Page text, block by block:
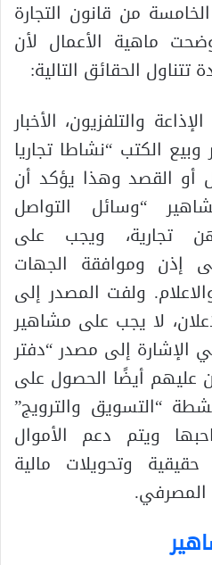
من قانون التجارة
86 لسنة 1980 أوضحت ماهية الأعمال لأن
والتلفزيون، الأخبار
وبيع الكتب “نشاطا تجاريا
أو القصد وهذا يؤكد أن
“وسائل التواصل
تجارية، ويجب على
إذن وموافقة الجهات
والاعلام. ولفت المصدر إلى
لا يجب على مشاهير
الإشارة إلى مصدر “دفتر
عليهم أيضًا الحصول على
“التسويق والترويج”
ويتم دعم الأموال
وتحويلات مالية
المصرفي.